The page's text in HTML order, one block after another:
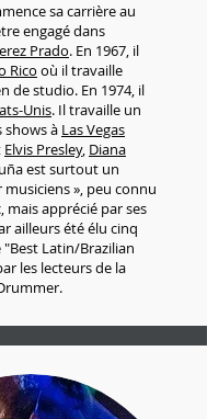
sa carrière au
engagé dans
Prado. En 1967, il
Rico où il travaille
de studio. En 1974, il
Unis. Il travaille un
shows à Las Vegas
Elvis Presley, Diana
est surtout un
», peu connu
mais apprécié par ses
ailleurs été élu cinq
Latin/Brazilian
les lecteurs de la